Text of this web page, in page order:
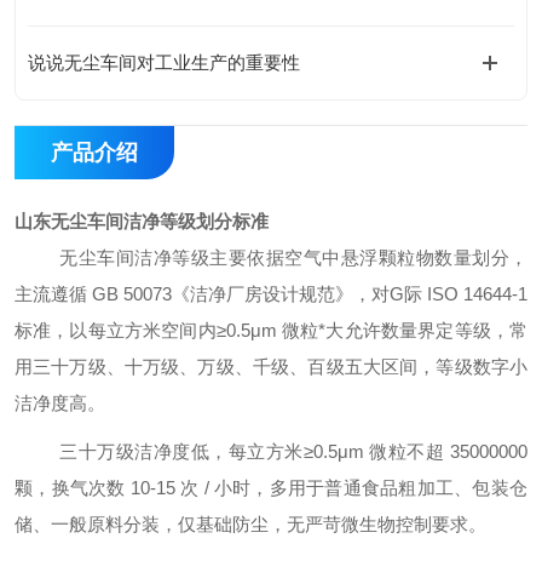
说说无尘车间对工业生产的重要性
产品介绍
山东无尘车间洁净等级划分标准
无尘车间洁净等级主要依据空气中悬浮颗粒物数量划分，
主流遵循 GB 50073《洁净厂房设计规范》，对G际 ISO 14644-1
标准，以每立方米空间内≥0.5μm 微粒*大允许数量界定等级，常
用三十万级、十万级、万级、千级、百级五大区间，等级数字小
洁净度高。
三十万级洁净度低，每立方米≥0.5μm 微粒不超 35000000
颗，换气次数 10-15 次 / 小时，多用于普通食品粗加工、包装仓
储、一般原料分装，仅基础防尘，无严苛微生物控制要求。